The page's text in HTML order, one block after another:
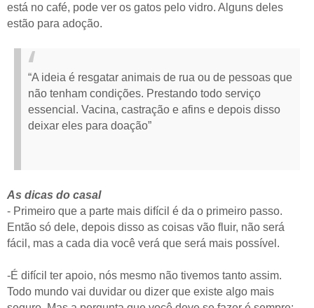
está no café, pode ver os gatos pelo vidro. Alguns deles
estão para adoção.
“A ideia é resgatar animais de rua ou de pessoas que
não tenham condições. Prestando todo serviço
essencial. Vacina, castração e afins e depois disso
deixar eles para doação”
As dicas do casal
- Primeiro que a parte mais difícil é da o primeiro passo.
Então só dele, depois disso as coisas vão fluir, não será
fácil, mas a cada dia você verá que será mais possível.
-É difícil ter apoio, nós mesmo não tivemos tanto assim.
Todo mundo vai duvidar ou dizer que existe algo mais